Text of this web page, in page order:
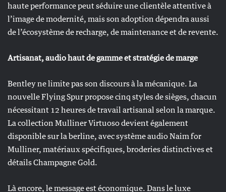
haute performance peut séduire une clientèle attentive à
l’image de modernité, mais son adoption dépendra aussi
de l’écosystème de recharge, de maintenance et de revente.
Artisanat, audio haut de gamme et stratégie de marge
Bentley ne limite pas son discours à la mécanique. La
nouvelle Flying Spur propose cinq styles de sièges, chacun
nécessitant 12 heures de travail artisanal selon la marque.
La collection Mulliner Virtuoso devient également
disponible sur la berline, avec système audio Naim for
Mulliner, matériaux spécifiques, broderies distinctives et
détails Champagne Gold.
Là encore, le message est économique. Dans le luxe